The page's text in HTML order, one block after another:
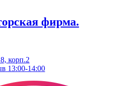
фирма.
корп.2
13:00-14:00